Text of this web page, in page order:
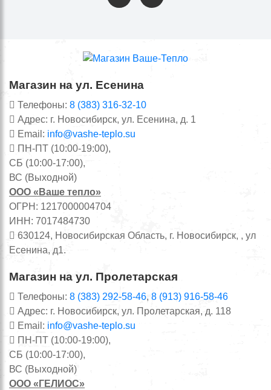
Магазин на ул. Есенина
Телефоны: 8 (383) 316-32-10
Адрес: г. Новосибирск, ул. Есенина, д. 1
Email: info@vashe-teplo.su
ПН-ПТ (10:00-19:00),
СБ (10:00-17:00),
ВС (Выходной)
ООО «Ваше тепло»
ОГРН: 1217000004704
ИНН: 7017484730
630124, Новосибирская Область, г. Новосибирск, , ул
Есенина, д1.
Магазин на ул. Пролетарская
Телефоны: 8 (383) 292-58-46, 8 (913) 916-58-46
Адрес: г. Новосибирск, ул. Пролетарская, д. 118
Email: info@vashe-teplo.su
ПН-ПТ (10:00-19:00),
СБ (10:00-17:00),
ВС (Выходной)
ООО «ГЕЛИОС»